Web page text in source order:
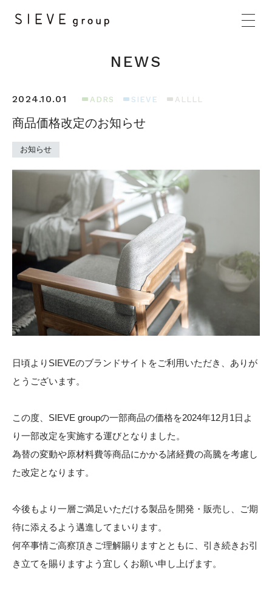
BRANDS
CONCEPT
PRODUCTS
NEWS
SHOP
STOCK
ONLINE STORE
NEWS
2024.10.01 ADRS SIEVE ALLLL
商品価格改定のお知らせ
お知らせ
日頃よりSIEVEのブランドサイトをご利用いただき、ありが
とうございます。
この度、SIEVE groupの一部商品の価格を2024年12月1日よ
り一部改定を実施する運びとなりました。
為替の変動や原材料費等商品にかかる諸経費の高騰を考慮し
た改定となります。
今後もより一層ご満足いただける製品を開発・販売し、ご期
待に添えるよう邁進してまいります。
何卒事情ご高察頂きご理解賜りますとともに、引き続きお引
き立てを賜りますよう宜しくお願い申し上げます。